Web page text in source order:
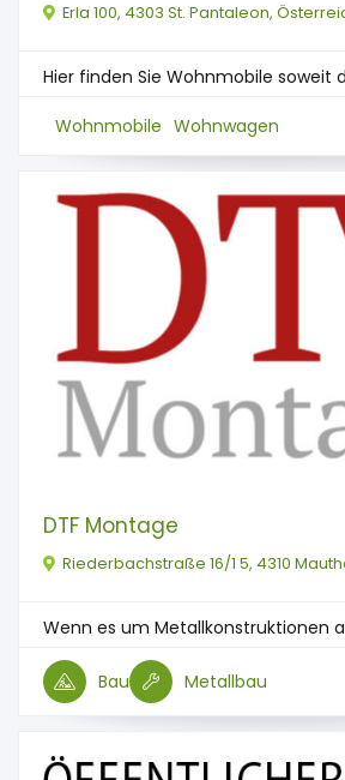
Erla 100, 4303 St. Pantaleon,
Hier finden Sie Wohnmobile soweit
Wohnmobile Wohnwagen
DTF Montage
Riederbachstraße 16/1 5, 4310
Wenn es um Metallkonstruktionen
Bau Metallbau